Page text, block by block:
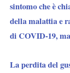
sintomo che è
della malattia e
di COVID-19,
La perdita del